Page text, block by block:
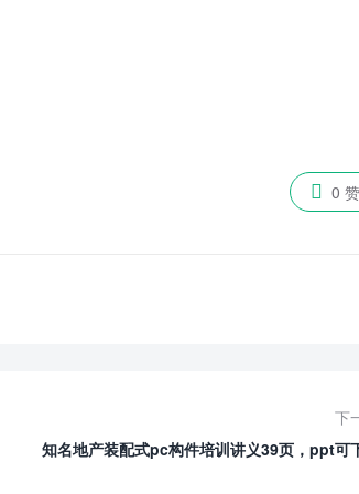
 0 赞
下
知名地产装配式pc构件培训讲义39页，ppt可